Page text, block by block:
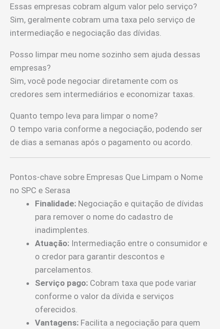
Essas empresas cobram algum valor pelo serviço?
Sim, geralmente cobram uma taxa pelo serviço de
intermediação e negociação das dívidas.
Posso limpar meu nome sozinho sem ajuda dessas
empresas?
Sim, você pode negociar diretamente com os
credores sem intermediários e economizar taxas.
Quanto tempo leva para limpar o nome?
O tempo varia conforme a negociação, podendo ser
de dias a semanas após o pagamento ou acordo.
Pontos-chave sobre Empresas Que Limpam o Nome
no SPC e Serasa
Finalidade: Negociação e quitação de dívidas
para remover o nome do cadastro de
inadimplentes.
Atuação: Intermediação entre o consumidor e
o credor para garantir descontos e
parcelamentos.
Serviço pago: Cobram taxa que pode variar
conforme o valor da dívida e serviços
oferecidos.
Vantagens: Facilita a negociação para quem